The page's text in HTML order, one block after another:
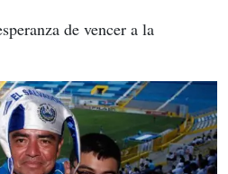
de vencer a la